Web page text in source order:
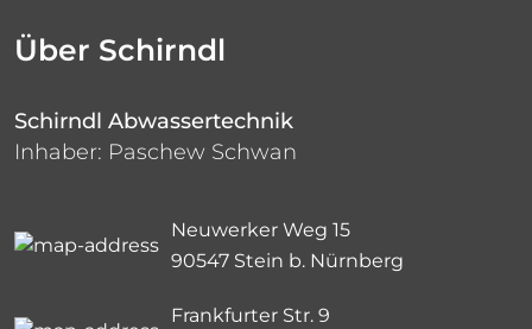
Über Schirndl
Schirndl Abwassertechnik
Inhaber: Paschew Schwan
Neuwerker Weg 15
90547 Stein b. Nürnberg
Frankfurter Str. 9